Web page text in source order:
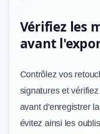
Vérifiez les
avant
Contrôlez vos
signatures et
avant d'enregistrer
évitez ainsi les